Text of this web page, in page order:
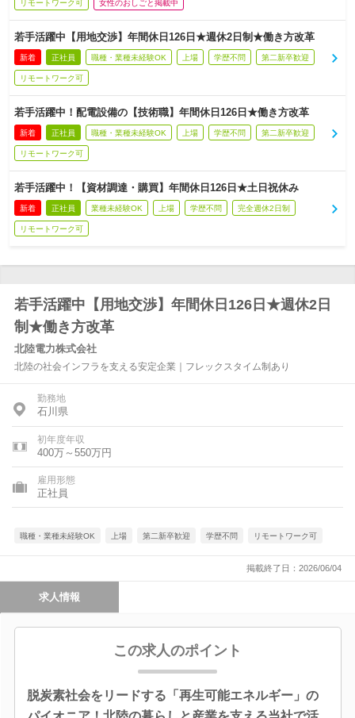
リモートワーク可 女性のおしごと掲載中
若手活躍中【用地交渉】年間休日126日★週休2日制★働き方改革
新着 正社員 職種・業種未経験OK 上場 学歴不問 第二新卒歓迎
リモートワーク可
若手活躍中！配電設備の【技術職】年間休日126日★働き方改革
新着 正社員 職種・業種未経験OK 上場 学歴不問 第二新卒歓迎
リモートワーク可
若手活躍中！【資材調達・購買】年間休日126日★土日祝休み
新着 正社員 業種未経験OK 上場 学歴不問 完全週休2日制
リモートワーク可
若手活躍中【用地交渉】年間休日126日★週休2日
制★働き方改革
北陸電力株式会社
北陸の社会インフラを支える安定企業｜フレックスタイム制あり
勤務地
石川県
初年度年収
400万～550万円
雇用形態
正社員
職種・業種未経験OK 上場 第二新卒歓迎 学歴不問 リモートワーク可
掲載終了日：2026/06/04
求人情報
この求人のポイント
脱炭素社会をリードする「再生可能エネルギー」の